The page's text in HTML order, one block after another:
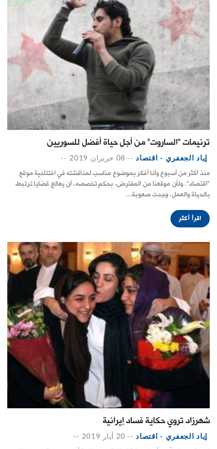
ترنيمات "الساروت" من أجل حياة أفضل للسوريين
إياد الجعفري - اقتصاد -- 08 حزيران 2019 --
منذ أكثر من أسبوع وأنا أفكر بموضوع مناسب لمناقشته في افتتاحية موقع
"اقتصاد". ولأن موقعنا من المفترض، بحكم تخصصه، أن يعالج قضايا ترتبط
بالحياة والعمل، وجدت صعوبة...
اقرأ أكثر
شهرزاد تروي حكاية فساد إيرانية
إياد الجعفري - اقتصاد -- 20 أيار 2019 --